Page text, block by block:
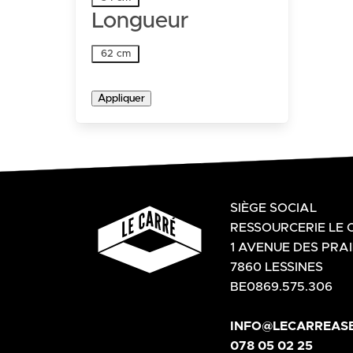
Longueur
Longueur
62 cm
Appliquer
SIÈGE SOCIAL
RESSOURCERIE LE
1 AVENUE DES
7860 LESSINES
BE0869.575.306
078 05 02 25